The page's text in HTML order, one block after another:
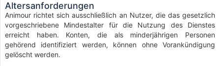
Altersanforderungen
Animour richtet sich ausschließlich an Nutzer, die das gesetzlich
vorgeschriebene Mindestalter für die Nutzung des Dienstes
erreicht haben. Konten, die als minderjährigen Personen
gehörend identifiziert werden, können ohne Vorankündigung
gelöscht werden.